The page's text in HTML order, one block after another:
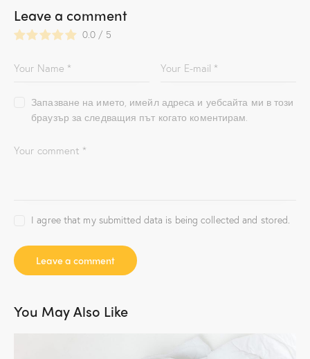
Leave a comment
0.0 / 5
Запазване на името, имейл адреса и уебсайта ми в този
браузър за следващия път когато коментирам.
I agree that my submitted data is being collected and stored.
You May Also Like